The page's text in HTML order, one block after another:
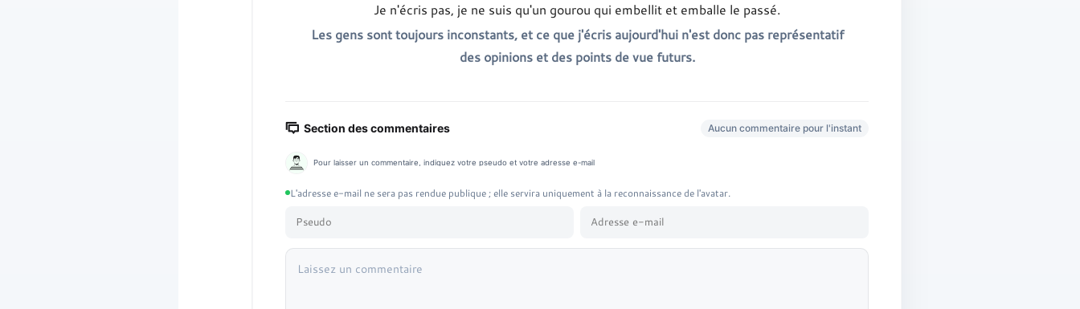
Je n'écris pas, je ne suis qu'un gourou qui embellit et emballe le passé.
Les gens sont toujours inconstants, et ce que j'écris aujourd'hui n'est donc pas représentatif
des opinions et des points de vue futurs.
Section des commentaires Aucun commentaire pour l'instant
Pour laisser un commentaire, indiquez votre pseudo et votre adresse e-mail
L'adresse e-mail ne sera pas rendue publique ; elle servira uniquement à la reconnaissance de l'avatar.